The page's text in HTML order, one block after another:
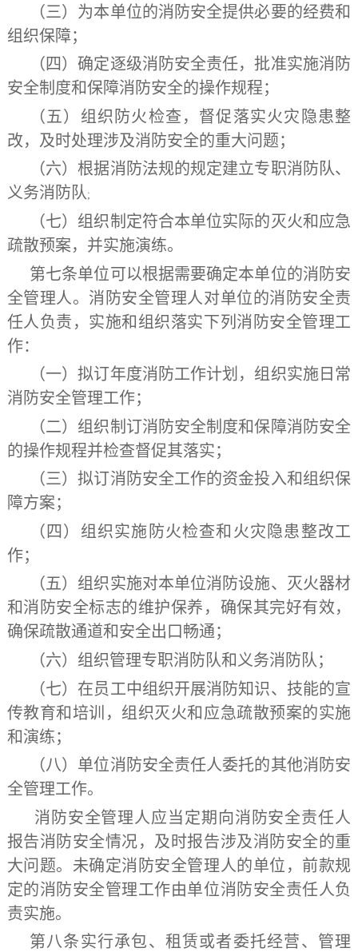
（三）为本单位的消防安全提供必要的经费和
组织保障；
（四）确定逐级消防安全责任，批准实施消防
安全制度和保障消防安全的操作规程；
（五）组织防火检查，督促落实火灾隐患整
改，及时处理涉及消防安全的重大问题；
（六）根据消防法规的规定建立专职消防队、
义务消防队 ;
（七）组织制定符合本单位实际的灭火和应急
疏散预案，并实施演练。
第七条单位可以根据需要确定本单位的消防安
全管理人。消防安全管理人对单位的消防安全责
任人负责，实施和组织落实下列消防安全管理工
作：
（一）拟订年度消防工作计划，组织实施日常
消防安全管理工作；
（二）组织制订消防安全制度和保障消防安全
的操作规程并检查督促其落实；
（三）拟订消防安全工作的资金投入和组织保
障方案；
（四）组织实施防火检查和火灾隐患整改工
作；
（五）组织实施对本单位消防设施、灭火器材
和消防安全标志的维护保养，确保其完好有效，
确保疏散通道和安全出口畅通；
（六）组织管理专职消防队和义务消防队；
（七）在员工中组织开展消防知识、技能的宣
传教育和培训，组织灭火和应急疏散预案的实施
和演练；
（八）单位消防安全责任人委托的其他消防安
全管理工作。
消防安全管理人应当定期向消防安全责任人
报告消防安全情况，及时报告涉及消防安全的重
大问题。未确定消防安全管理人的单位，前款规
定的消防安全管理工作由单位消防安全责任人负
责实施。
第八条实行承包、租赁或者委托经营、管理